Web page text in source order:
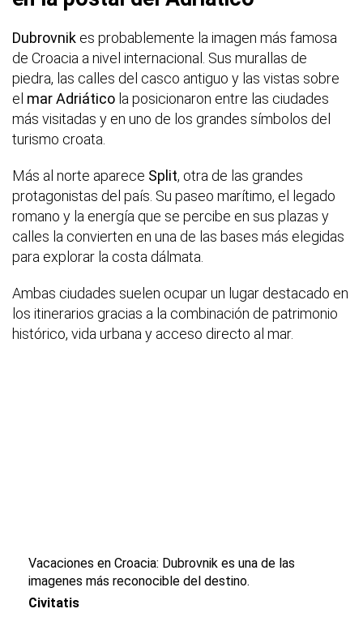
Dubrovnik es probablemente la imagen más famosa
de Croacia a nivel internacional. Sus murallas de
piedra, las calles del casco antiguo y las vistas sobre
el mar Adriático la posicionaron entre las ciudades
más visitadas y en uno de los grandes símbolos del
turismo croata.
Más al norte aparece Split, otra de las grandes
protagonistas del país. Su paseo marítimo, el legado
romano y la energía que se percibe en sus plazas y
calles la convierten en una de las bases más elegidas
para explorar la costa dálmata.
Ambas ciudades suelen ocupar un lugar destacado en
los itinerarios gracias a la combinación de patrimonio
histórico, vida urbana y acceso directo al mar.
Vacaciones en Croacia: Dubrovnik es una de las
imagenes más reconocible del destino.
Civitatis